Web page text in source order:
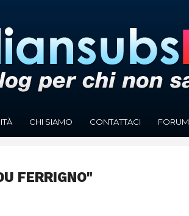
CHI SIAMO CONTATTACI FORUM
FERRIGNO"